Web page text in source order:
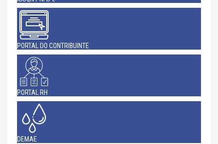
PORTAL DO CONTRIBUINTE
PORTAL RH
DEMAE